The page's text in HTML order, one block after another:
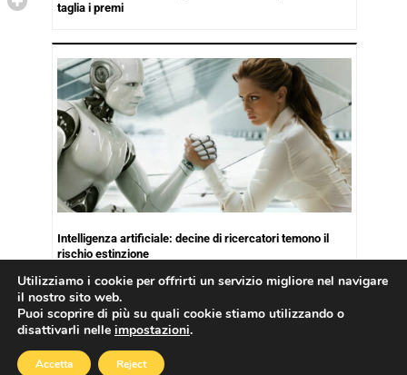
taglia i premi
Intelligenza artificiale: decine di ricercatori temono il
rischio estinzione
Copyright © 2026
Utilizziamo i cookie per offrirti un servizio migliore nel navigare
il nostro sito web.
Puoi scoprire di più su quali cookie stiamo utilizzando o
disattivarli nelle impostazioni.
Accetta Reject